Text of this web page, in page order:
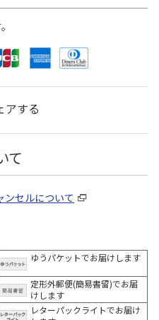
アする
て
ンセルについて
ゆうパケットでお届けします
定形外郵便(簡易書留)でお届
けします
レターパックライトでお届け